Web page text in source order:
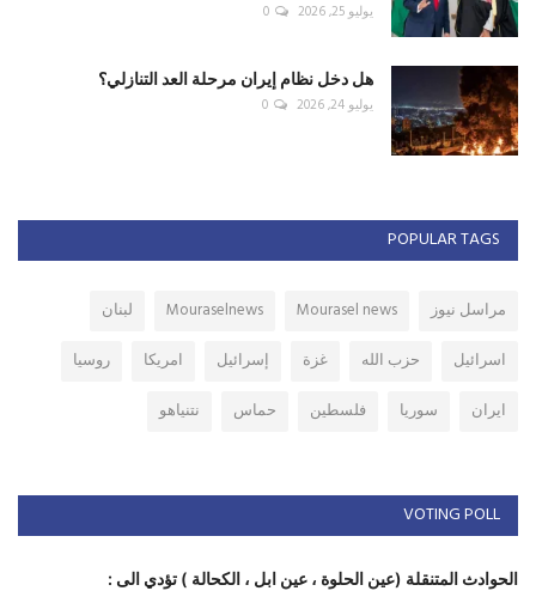
يوليو 25, 2026 0
هل دخل نظام إيران مرحلة العد التنازلي؟
يوليو 24, 2026 0
POPULAR TAGS
مراسل نيوز Mourasel news
Mouraselnews
لبنان
اسرائيل
حزب الله غزة إسرائيل امريكا
روسيا
ايران
سوريا فلسطين حماس نتنياهو
VOTING POLL
الحوادث المتنقلة (عين الحلوة ، عين ابل ، الكحالة ) تؤدي الى :